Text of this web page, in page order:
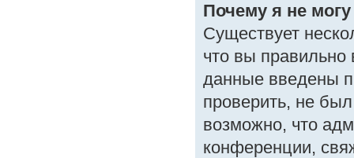
Почему я не
Существует
что вы правильно
данные введены
проверить, не
возможно, что
конференции,